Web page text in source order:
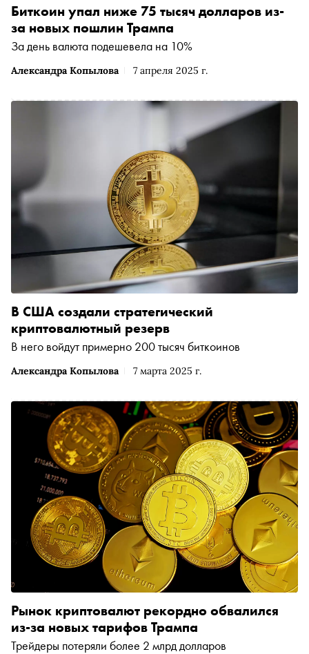
Александра Копылова 7 апреля 2025 г.
Биткоин упал ниже 75 тысяч долларов из-
за новых пошлин Трампа
За день валюта подешевела на 10%
Александра Копылова 7 марта 2025 г.
В США создали стратегический
криптовалютный резерв
В него войдут примерно 200 тысяч биткоинов
Рынок криптовалют рекордно обвалился
из-за новых тарифов Трампа
Трейдеры потеряли более 2 млрд долларов